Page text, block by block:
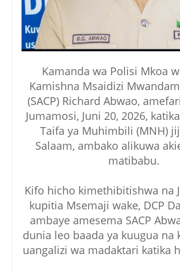
Kamanda wa Polisi Mkoa
Kamishna Msaidizi
(SACP) Richard Abwao,
Jumamosi, Juni 20, 2026,
Taifa ya Muhimbili (MNH)
Salaam, ambako alikuwa
matibabu.
Kifo hicho kimethibitishwa na
kupitia Msemaji wake, DCP
ambaye amesema SACP
dunia leo baada ya kuugua na
uangalizi wa madaktari katika